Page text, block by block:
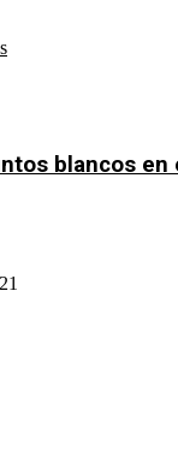
blancos en